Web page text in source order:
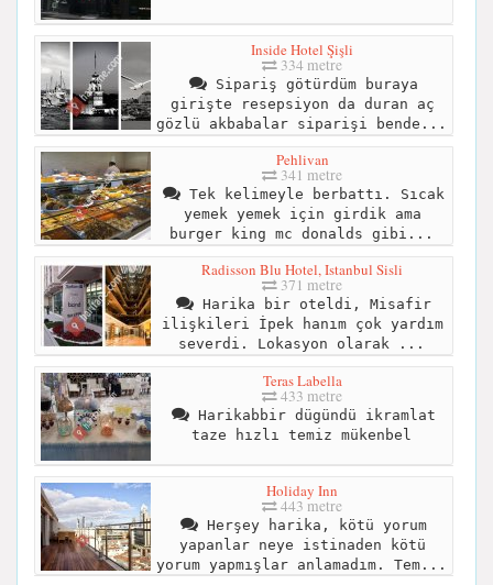
Inside Hotel Şişli
334 metre
Sipariş götürdüm buraya
girişte resepsiyon da duran aç
gözlü akbabalar siparişi bende...
Pehlivan
341 metre
Tek kelimeyle berbattı. Sıcak
yemek yemek için girdik ama
burger king mc donalds gibi...
Radisson Blu Hotel, Istanbul Sisli
371 metre
Harika bir oteldi, Misafir
ilişkileri İpek hanım çok yardım
severdi. Lokasyon olarak ...
Teras Labella
433 metre
Harikabbir dügündü ikramlat
taze hızlı temiz mükenbel
Holiday Inn
443 metre
Herşey harika, kötü yorum
yapanlar neye istinaden kötü
yorum yapmışlar anlamadım. Tem...